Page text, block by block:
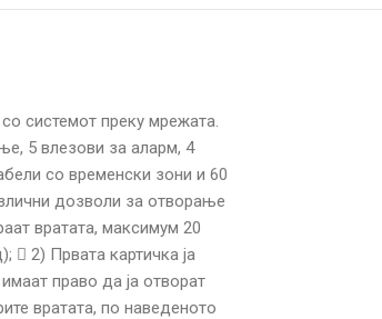
системот преку мрежата.
5 влезови за аларм, 4
со временски зони и 60
дозволи за отворање
вратата, максимум 20
 2) Првата картичка ја
право да ја отворат
вратата, по наведеното